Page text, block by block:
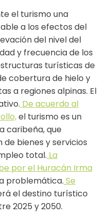
el turismo una
a los efectos del
del nivel del
y frecuencia de los
turísticas de
cobertura de hielo y
a regiones alpinas. El
De acuerdo al
el turismo es un
caribeña, que
bienes y servicios
total. La
por el Huracán Irma
problemática. Se
el destino turístico
2025 y 2050.